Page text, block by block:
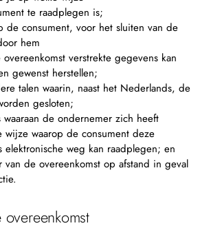
te raadplegen is;
de consument, voor het sluiten van de
hem
verstrekte gegevens kan
gewenst herstellen;
talen waarin, naast het Nederlands, de
gesloten;
de ondernemer zich heeft
waarop de consument deze
elektronische weg kan raadplegen; en
de overeenkomst op afstand in geval